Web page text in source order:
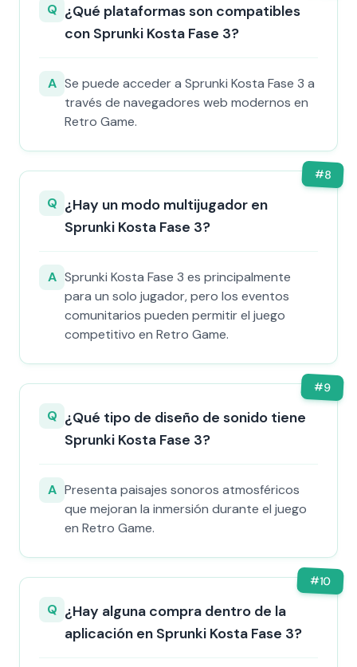
Q ¿Qué plataformas son compatibles
con Sprunki Kosta Fase 3?
A Se puede acceder a Sprunki Kosta Fase 3 a
través de navegadores web modernos en
Retro Game.
#8
Q ¿Hay un modo multijugador en
Sprunki Kosta Fase 3?
A Sprunki Kosta Fase 3 es principalmente
para un solo jugador, pero los eventos
comunitarios pueden permitir el juego
competitivo en Retro Game.
#9
Q ¿Qué tipo de diseño de sonido tiene
Sprunki Kosta Fase 3?
A Presenta paisajes sonoros atmosféricos
que mejoran la inmersión durante el juego
en Retro Game.
#10
Q ¿Hay alguna compra dentro de la
aplicación en Sprunki Kosta Fase 3?